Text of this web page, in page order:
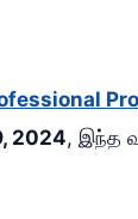
2024, இந்த